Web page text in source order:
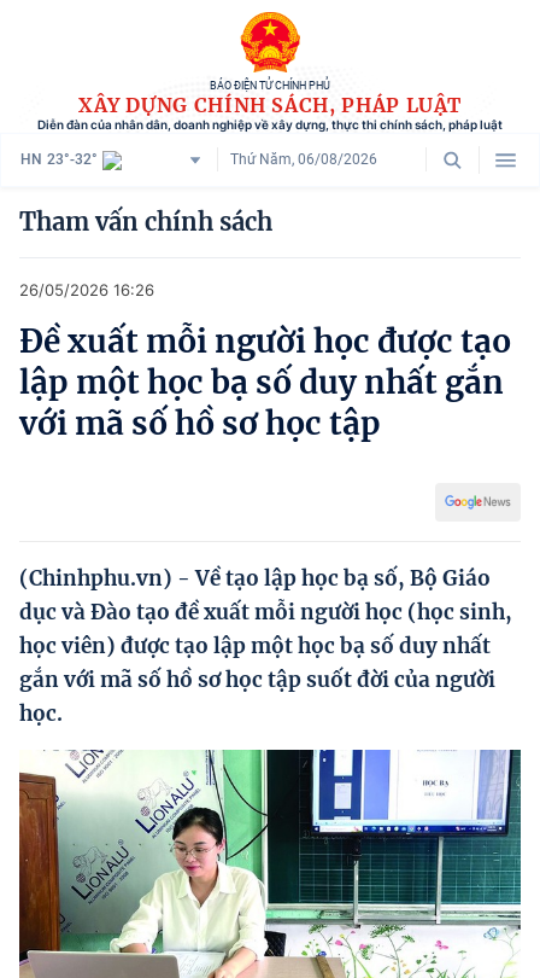
BÁO ĐIỆN TỬ CHÍNH PHỦ
XÂY DỰNG CHÍNH SÁCH, PHÁP LUẬT
Diễn đàn của nhân dân, doanh nghiệp về xây dựng, thực thi chính sách, pháp luật
HN 23°-32° Thứ Năm, 06/08/2026
Danh mục
Tham vấn chính sách
Người dân góp ý
Phát triển kinh tế tư nhân và doanh nghiệp dân tộc
Ocop và chuỗi giá trị Nông sản
Doanh nghiệp dân tộc
Khác
Video
Photo
Tham vấn chính sách
26/05/2026 16:26
Đề xuất mỗi người học được tạo
lập một học bạ số duy nhất gắn
với mã số hồ sơ học tập
(Chinhphu.vn) - Về tạo lập học bạ số, Bộ Giáo
dục và Đào tạo đề xuất mỗi người học (học sinh,
học viên) được tạo lập một học bạ số duy nhất
gắn với mã số hồ sơ học tập suốt đời của người
học.